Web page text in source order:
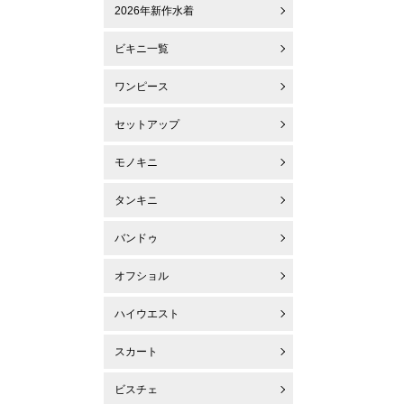
2026年新作水着
ビキニ一覧
ワンピース
セットアップ
モノキニ
タンキニ
バンドゥ
オフショル
ハイウエスト
スカート
ビスチェ